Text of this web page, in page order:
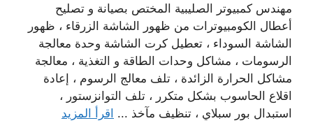
مهندس كمبيوتر الصليبية المختص بصيانة و تصليح
أعطال الكومبيوترات من ظهور الشاشة الزرقاء ، ظهور
الشاشة السوداء ، تعطيل كرت الشاشة وحدة معالجة
الرسومات ، مشاكل وحدات الطاقة و التغذية ، معالجة
مشاكل الحرارة الزائدة ، تلف معالج الرسوم ، إعادة
اقلاع الحاسوب بشكل متكرر ، تلف التوانزستور ،
استبدال بور سبلاي ، تنظيف مآخذ ... اقرأ المزيد